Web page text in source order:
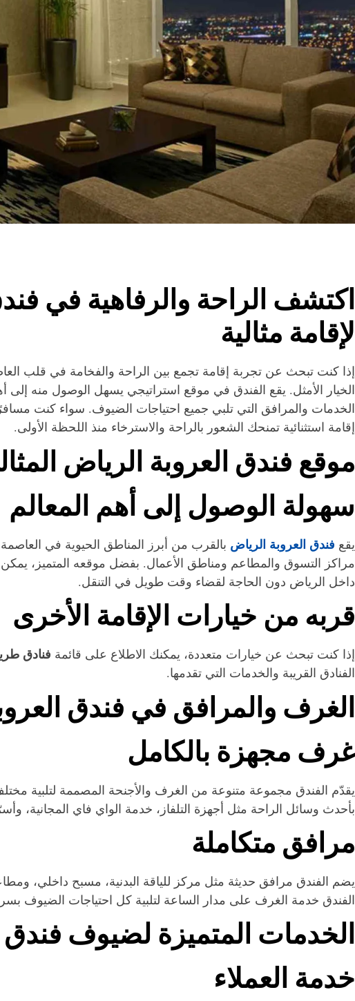
اكتشف الراحة والرفاهية في
لإقامة مثالية
إذا كنت تبحث عن تجربة إقامة تجمع بين الراحة والفخامة في قلب
الخيار الأمثل. يقع الفندق في موقع استراتيجي يسهل الوصول منه إلى
الخدمات والمرافق التي تلبي جميع احتياجات الضيوف. سواء كنت
إقامة استثنائية تمنحك الشعور بالراحة والاسترخاء منذ اللحظة الأولى.
موقع فندق العروبة الرياض
سهولة الوصول إلى أهم المعالم
يقع فندق العروبة الرياض بالقرب من أبرز المناطق الحيوية في
مراكز التسوق والمطاعم ومناطق الأعمال. بفضل موقعه المتميز، يمكن
داخل الرياض دون الحاجة لقضاء وقت طويل في التنقل.
قربه من خيارات الإقامة الأخرى
إذا كنت تبحث عن خيارات متعددة، يمكنك الاطلاع على قائمة فنادق
الفنادق القريبة والخدمات التي تقدمها.
الغرف والمرافق في فندق
غرف مجهزة بالكامل
يقدّم الفندق مجموعة متنوعة من الغرف والأجنحة المصممة لتلبية
بأحدث وسائل الراحة مثل أجهزة التلفاز، خدمة الواي فاي المجانية،
مرافق متكاملة
يضم الفندق مرافق حديثة مثل مركز للياقة البدنية، مسبح داخلي،
الفندق خدمة الغرف على مدار الساعة لتلبية كل احتياجات الضيوف
الخدمات المتميزة لضيوف فندق
خدمة العملاء